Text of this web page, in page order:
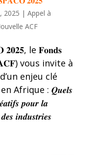
2025 | Appel à
ACF
le 𝐅𝐨𝐧𝐝𝐬
(𝐀𝐂𝐅) vous invite à
enjeu clé
Afrique : 𝑸𝒖𝒆𝒍𝒔
𝒑𝒐𝒖𝒓 𝒍𝒂
𝒊𝒏𝒅𝒖𝒔𝒕𝒓𝒊𝒆𝒔